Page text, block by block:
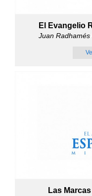
El Evangelio
Juan
Las